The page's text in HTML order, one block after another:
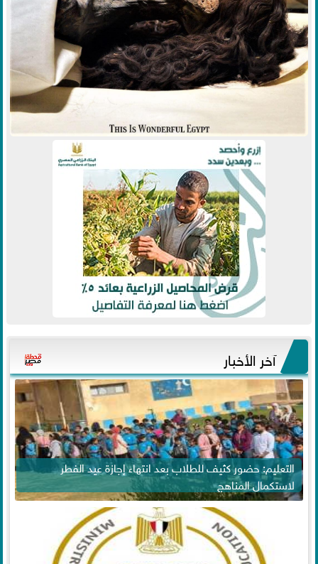
آخر الأخبار
التعليم: حضور كثيف للطلاب بعد انتهاء إجازة عيد الفطر
لاستكمال المناهج